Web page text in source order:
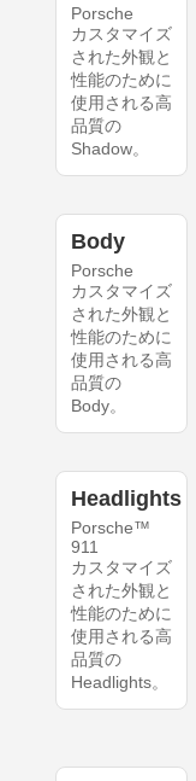
Porsche
カスタマイズ
された外観と
性能のために
使用される高
品質の
Shadow。
Body
Porsche
カスタマイズ
された外観と
性能のために
使用される高
品質の
Body。
Headlights
Porsche™
911
カスタマイズ
された外観と
性能のために
使用される高
品質の
Headlights。